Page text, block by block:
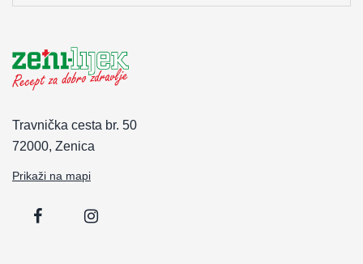
Travnička cesta br. 50
72000, Zenica
Prikaži na mapi